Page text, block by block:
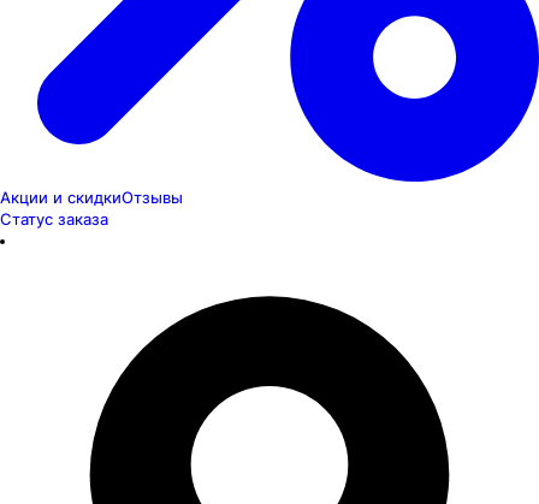
Акции и скидкиОтзывы
Статус заказа